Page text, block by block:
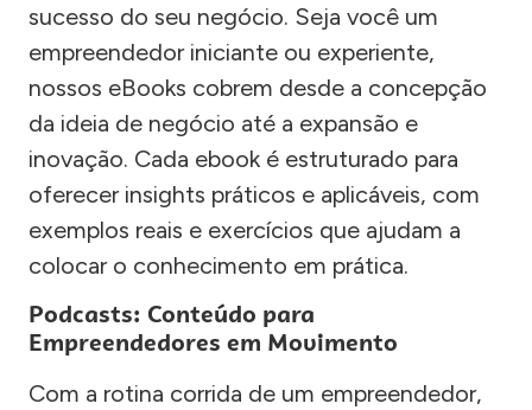
sucesso do seu negócio. Seja você um
empreendedor iniciante ou experiente,
nossos eBooks cobrem desde a concepção
da ideia de negócio até a expansão e
inovação. Cada ebook é estruturado para
oferecer insights práticos e aplicáveis, com
exemplos reais e exercícios que ajudam a
colocar o conhecimento em prática.
Podcasts: Conteúdo para
Empreendedores em Movimento
Com a rotina corrida de um empreendedor,